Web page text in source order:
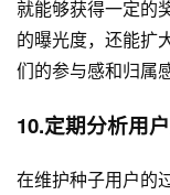
就能够获得一定的
的曝光度，还能扩
们的参与感和归属感
10.定期分析用
在维护种子用户的